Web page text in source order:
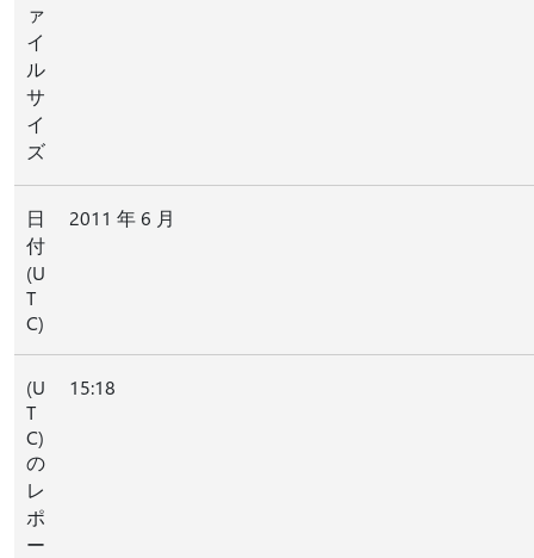
ァ
イ
ル
サ
イ
ズ
日
付
(U
T
C)
2011 年 6 月
(U
T
C)
の
レ
ポ
ー
15:18